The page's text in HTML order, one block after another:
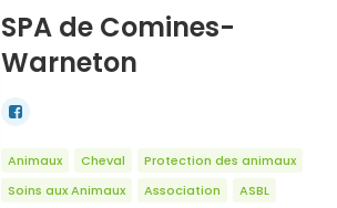
SPA de Comines-
Warneton
Animaux Cheval
Protection des animaux
Soins aux Animaux
Association ASBL